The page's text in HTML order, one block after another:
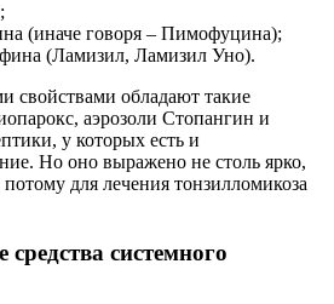
(иначе говоря – Пимофуцина);
(Ламизил, Ламизил Уно).
обладают такие
аэрозоли Стопангин и
у которых есть и
Но оно выражено не столь ярко,
для лечения тонзилломикоза
системного